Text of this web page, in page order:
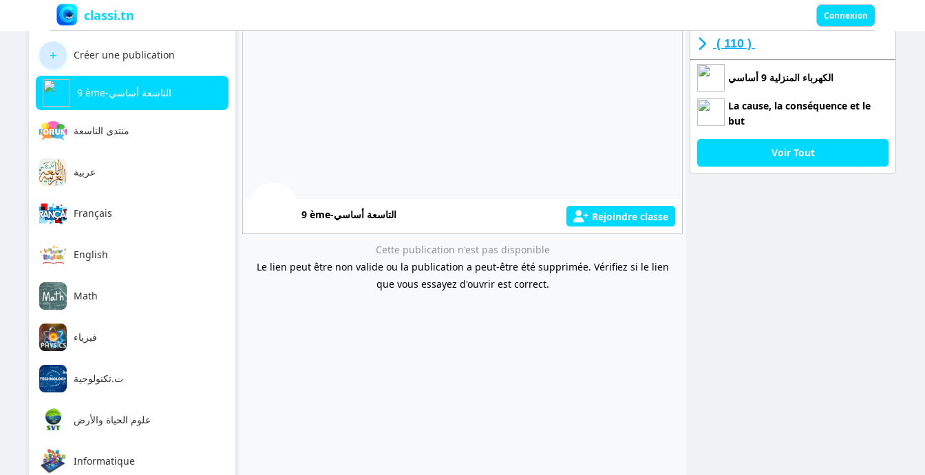
classi.tn Connexion
+ Créer une publication
9 ème-التاسعة أساسي
منتدى التاسعة
عربية
Français
English
Math
فيزياء
ت.تكنولوجية
علوم الحياة والأرض
Informatique
( 110 )
الكهرباء المنزلية 9 أساسي
La cause, la conséquence et le
but
Voir Tout
9 ème-التاسعة أساسي Rejoindre classe
Cette publication n'est pas disponible
Le lien peut être non valide ou la publication a peut-être été supprimée. Vérifiez si le lien
que vous essayez d'ouvrir est correct.